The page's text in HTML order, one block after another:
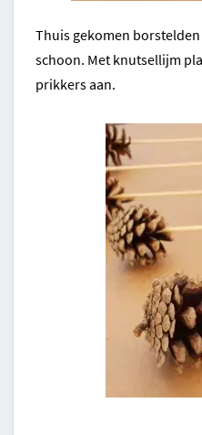
Thuis gekomen
schoon. Met knutsellijm
prikkers aan.